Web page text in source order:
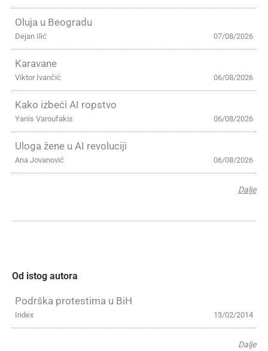
Oluja u Beogradu
07/08/2026
Dejan Ilić
Karavane
06/08/2026
Viktor Ivančić
Kako izbeći AI ropstvo
06/08/2026
Yanis Varoufakis
Uloga žene u AI revoluciji
06/08/2026
Ana Jovanović
Dalje
Od istog autora
Podrška protestima u BiH
13/02/2014
Index
Dalje